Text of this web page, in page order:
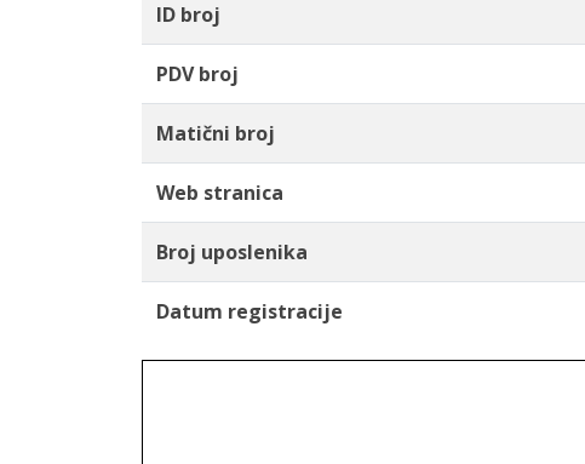
ID broj
PDV broj
Matični broj
Web stranica
Broj uposlenika
Datum registracije